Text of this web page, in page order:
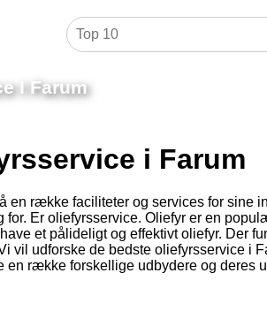
I Farum
i Farum
en række faciliteter og services for sine
for. Er oliefyrsservice. Oliefyr er en
et pålideligt og effektivt oliefyr. Der
vil udforske de bedste oliefyrsservice i
en række forskellige udbydere og deres